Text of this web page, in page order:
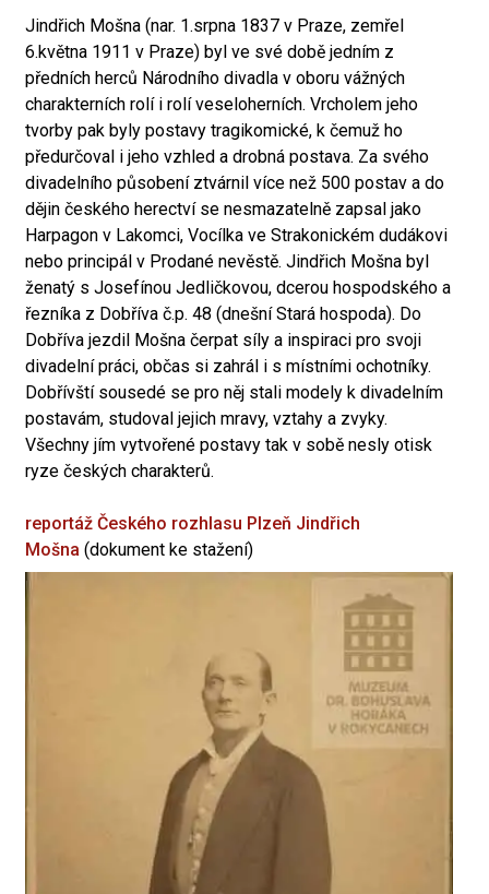
Jindřich Mošna (nar. 1.srpna 1837 v Praze, zemřel
6.května 1911 v Praze) byl ve své době jedním z
předních herců Národního divadla v oboru vážných
charakterních rolí i rolí veseloherních. Vrcholem jeho
tvorby pak byly postavy tragikomické, k čemuž ho
předurčoval i jeho vzhled a drobná postava. Za svého
divadelního působení ztvárnil více než 500 postav a do
dějin českého herectví se nesmazatelně zapsal jako
Harpagon v Lakomci, Vocílka ve Strakonickém dudákovi
nebo principál v Prodané nevěstě. Jindřich Mošna byl
ženatý s Josefínou Jedličkovou, dcerou hospodského a
řezníka z Dobříva č.p. 48 (dnešní Stará hospoda). Do
Dobříva jezdil Mošna čerpat síly a inspiraci pro svoji
divadelní práci, občas si zahrál i s místními ochotníky.
Dobřívští sousedé se pro něj stali modely k divadelním
postavám, studoval jejich mravy, vztahy a zvyky.
Všechny jím vytvořené postavy tak v sobě nesly otisk
ryze českých charakterů.
reportáž Českého rozhlasu Plzeň Jindřich
Mošna (dokument ke stažení)